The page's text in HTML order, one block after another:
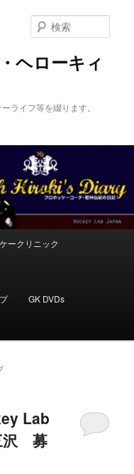
ヘローキィ
ライフ等を綴ります。
索
ークリニック
GK DVDs
Lab
沢 募